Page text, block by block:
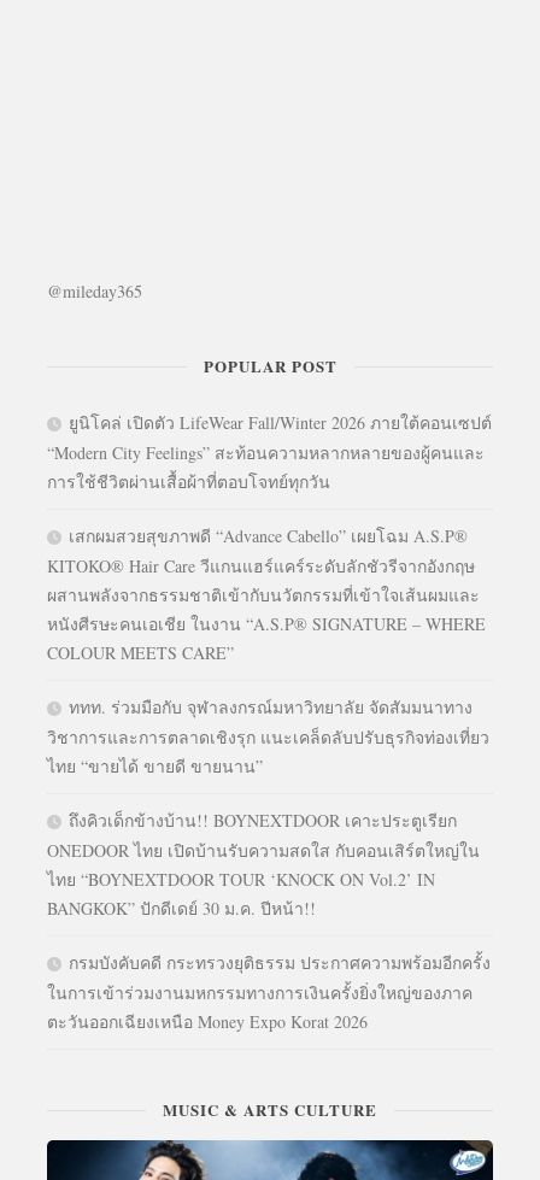
@mileday365
POPULAR POST
ยูนิโคล่ เปิดตัว LifeWear Fall/Winter 2026 ภายใต้คอนเซปต์
“Modern City Feelings” สะท้อนความหลากหลายของผู้คนและ
การใช้ชีวิตผ่านเสื้อผ้าที่ตอบโจทย์ทุกวัน
เสกผมสวยสุขภาพดี “Advance Cabello” เผยโฉม A.S.P®
KITOKO® Hair Care วีแกนแฮร์แคร์ระดับลักชัวรีจากอังกฤษ
ผสานพลังจากธรรมชาติเข้ากับนวัตกรรมที่เข้าใจเส้นผมและ
หนังศีรษะคนเอเชีย ในงาน “A.S.P® SIGNATURE – WHERE
COLOUR MEETS CARE”
ททท. ร่วมมือกับ จุฬาลงกรณ์มหาวิทยาลัย จัดสัมมนาทาง
วิชาการและการตลาดเชิงรุก แนะเคล็ดลับปรับธุรกิจท่องเที่ยว
ไทย “ขายได้ ขายดี ขายนาน”
ถึงคิวเด็กข้างบ้าน!! BOYNEXTDOOR เคาะประตูเรียก
ONEDOOR ไทย เปิดบ้านรับความสดใส กับคอนเสิร์ตใหญ่ใน
ไทย “BOYNEXTDOOR TOUR ‘KNOCK ON Vol.2’ IN
BANGKOK” ปักดีเดย์ 30 ม.ค. ปีหน้า!!
กรมบังคับคดี กระทรวงยุติธรรม ประกาศความพร้อมอีกครั้ง
ในการเข้าร่วมงานมหกรรมทางการเงินครั้งยิ่งใหญ่ของภาค
ตะวันออกเฉียงเหนือ Money Expo Korat 2026
MUSIC & ARTS CULTURE